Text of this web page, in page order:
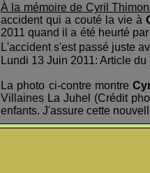
À la mémoire de Cyril
accident qui a couté la vie à
2011 quand il a été heurté
L'accident s'est passé juste
Lundi 13 Juin 2011: Article du
La photo ci-contre montre
Villaines La Juhel (Crédit
enfants. J'assure cette